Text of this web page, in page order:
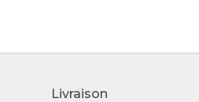
Livraison